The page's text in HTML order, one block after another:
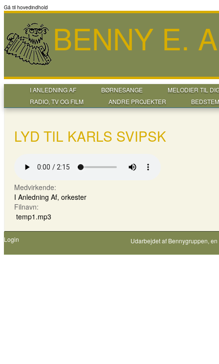
Gå til hovedindhold
BENNY E.
I ANLEDNING AF BØRNESANGE
MELODIER TIL
RADIO, TV OG FILM
ANDRE PROJEKTER
LYD TIL KARLS SVIPSK
Medvirkende:
I Anledning Af, orkester
Filnavn:
temp1.mp3
Login Udarbejdet af Bennygruppen,